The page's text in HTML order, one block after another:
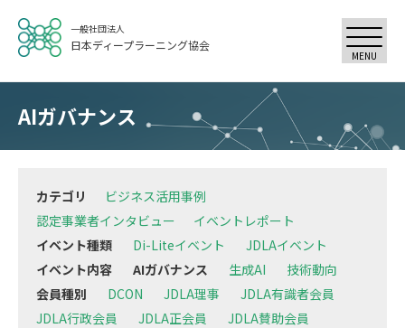
一般社団法人
日本ディープラーニング協会
MENU
AIガバナンス
カテゴリ
ビジネス活用事例
認定事業者インタビュー
イベントレポート
イベント種類
Di-Liteイベント
JDLAイベント
イベント内容
AIガバナンス 生成AI
技術動向
会員種別
DCON JDLA理事
JDLA有識者会員
JDLA行政会員
JDLA正会員
JDLA賛助会員